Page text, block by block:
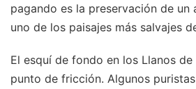
pagando es la preservación de un
uno de los paisajes más salvajes
El esquí de fondo en los Llanos
punto de fricción. Algunos